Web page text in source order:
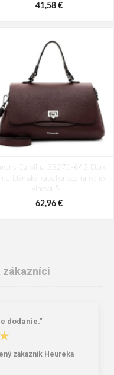
41,58 €
Carolina 33271-643 Dark
Dámska kabelka cez rameno
vínová 5 L
62,96 €
zákazníci
dodanie.“
zákazník Heureka